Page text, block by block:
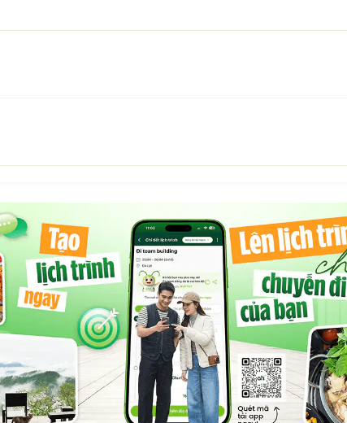
khí ấm cúng, từ một bữa cơm đơn giản cho đến
cả đều mang lại trải nghiệm gần gũi mà vẫn đảm bảo
dễ chịu
ai muốn tìm một góc yên tĩnh để nghỉ lại trong quần
nhóm nhỏ thuận tiện hơn. Không gian gọn, đẹp, đủ
trọn vẹn.